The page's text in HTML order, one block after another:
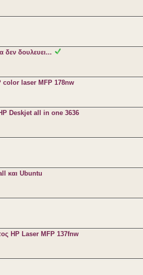
δεν δουλευει...
color laser MFP 178nw
Deskjet all in one 3636
και Ubuntu
HP Laser MFP 137fnw